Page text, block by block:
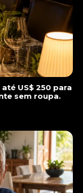
US$ 250 para
sem roupa.